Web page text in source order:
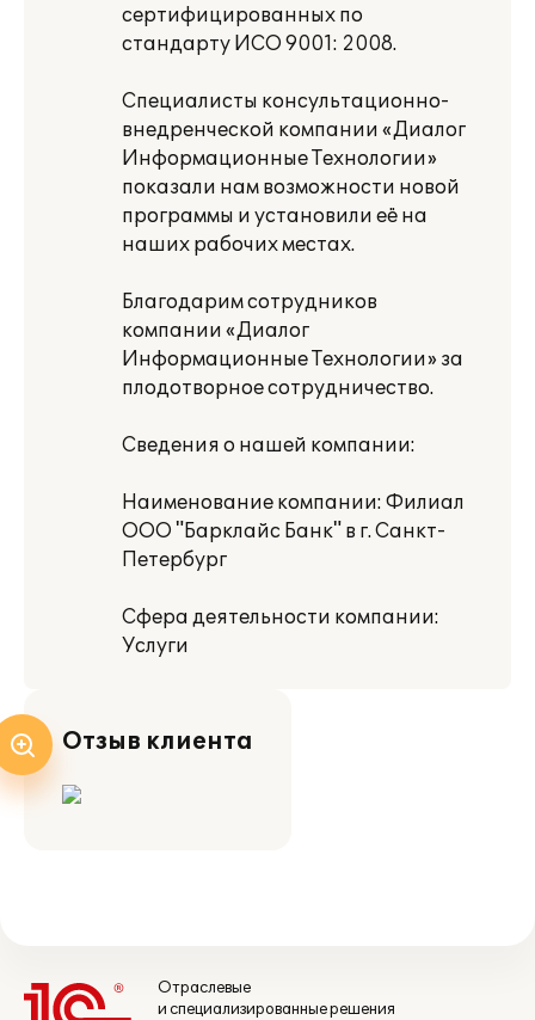
сертифицированных по
стандарту ИСО 9001: 2008.
Специалисты консультационно-
внедренческой компании «Диалог
Информационные Технологии»
показали нам возможности новой
программы и установили её на
наших рабочих местах.
Благодарим сотрудников
компании «Диалог
Информационные Технологии» за
плодотворное сотрудничество.
Сведения о нашей компании:
Наименование компании: Филиал
ООО "Барклайс Банк" в г. Санкт-
Петербург
Сфера деятельности компании:
Услуги
Отзыв клиента
Отраслевые
и специализированные решения